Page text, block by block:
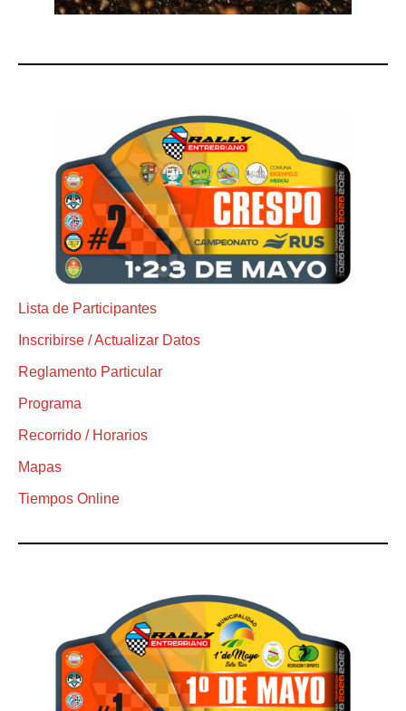
Lista de Participantes
Inscribirse / Actualizar Datos
Reglamento Particular
Programa
Recorrido / Horarios
Mapas
Tiempos Online